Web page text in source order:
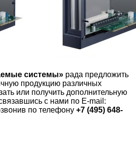
системы» рада предложить
продукцию различных
или получить дополнительную
с нами по E-mail:
по телефону +7 (495) 648-